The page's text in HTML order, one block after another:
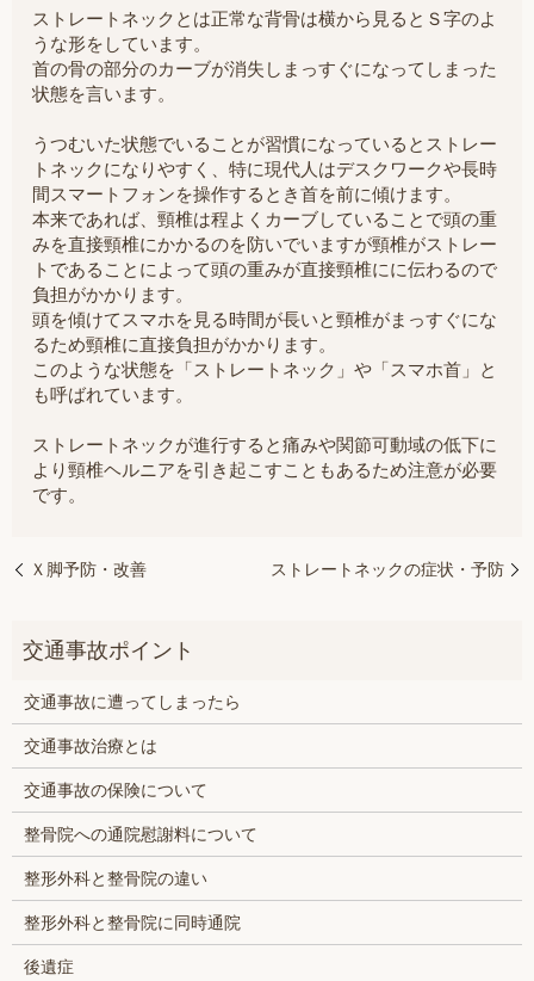
ストレートネックとは正常な背骨は横から見るとＳ字のよ
うな形をしています。
首の骨の部分のカーブが消失しまっすぐになってしまった
状態を言います。
うつむいた状態でいることが習慣になっているとストレー
トネックになりやすく、特に現代人はデスクワークや長時
間スマートフォンを操作するとき首を前に傾けます。
本来であれば、頸椎は程よくカーブしていることで頭の重
みを直接頸椎にかかるのを防いでいますが頸椎がストレー
トであることによって頭の重みが直接頸椎にに伝わるので
負担がかかります。
頭を傾けてスマホを見る時間が長いと頸椎がまっすぐにな
るため頸椎に直接負担がかかります。
このような状態を「ストレートネック」や「スマホ首」と
も呼ばれています。
ストレートネックが進行すると痛みや関節可動域の低下に
より頸椎ヘルニアを引き起こすこともあるため注意が必要
です。
Ｘ脚予防・改善 ストレートネックの症状・予防
交通事故に遭ってしまったら
交通事故治療とは
交通事故の保険について
整骨院への通院慰謝料について
整形外科と整骨院の違い
整形外科と整骨院に同時通院
後遺症